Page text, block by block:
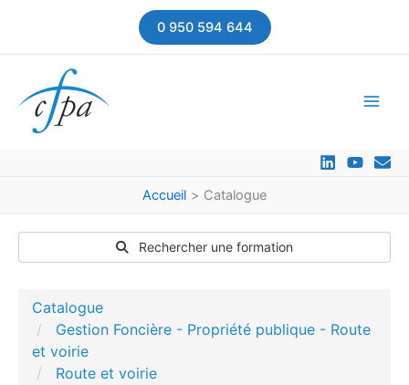
0 950 594 644
Accueil Catalogue
Rechercher une formation
Catalogue
Gestion Foncière - Propriété publique - Route
et voirie
Route et voirie